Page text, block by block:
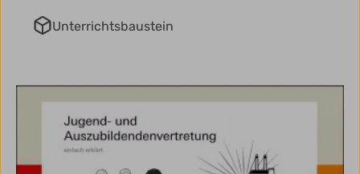
Unterrichtsbaustein